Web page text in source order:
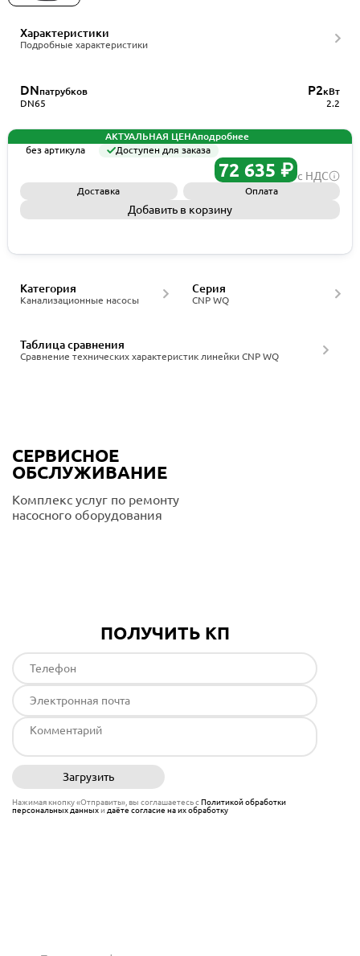
Характеристики
Подробные характеристики
DNпатрубков
DN65
P2кВт
2.2
АКТУАЛЬНАЯ ЦЕНАподробнее
без артикула
Доступен для заказа
72 635 ₽ с НДС
Доставка Оплата
Добавить в корзину
Канализационные насосы
Категория
CNP WQ
Серия
Сравнение технических характеристик линейки CNP WQ
Таблица сравнения
СЕРВИСНОЕ
ОБСЛУЖИВАНИЕ
Комплекс услуг по ремонту
насосного оборудования
ПОЛУЧИТЬ КП
Загрузить
Нажимая кнопку «Отправить», вы соглашаетесь сПолитикой обработки
персональных данныхи даёте согласие на их обработку